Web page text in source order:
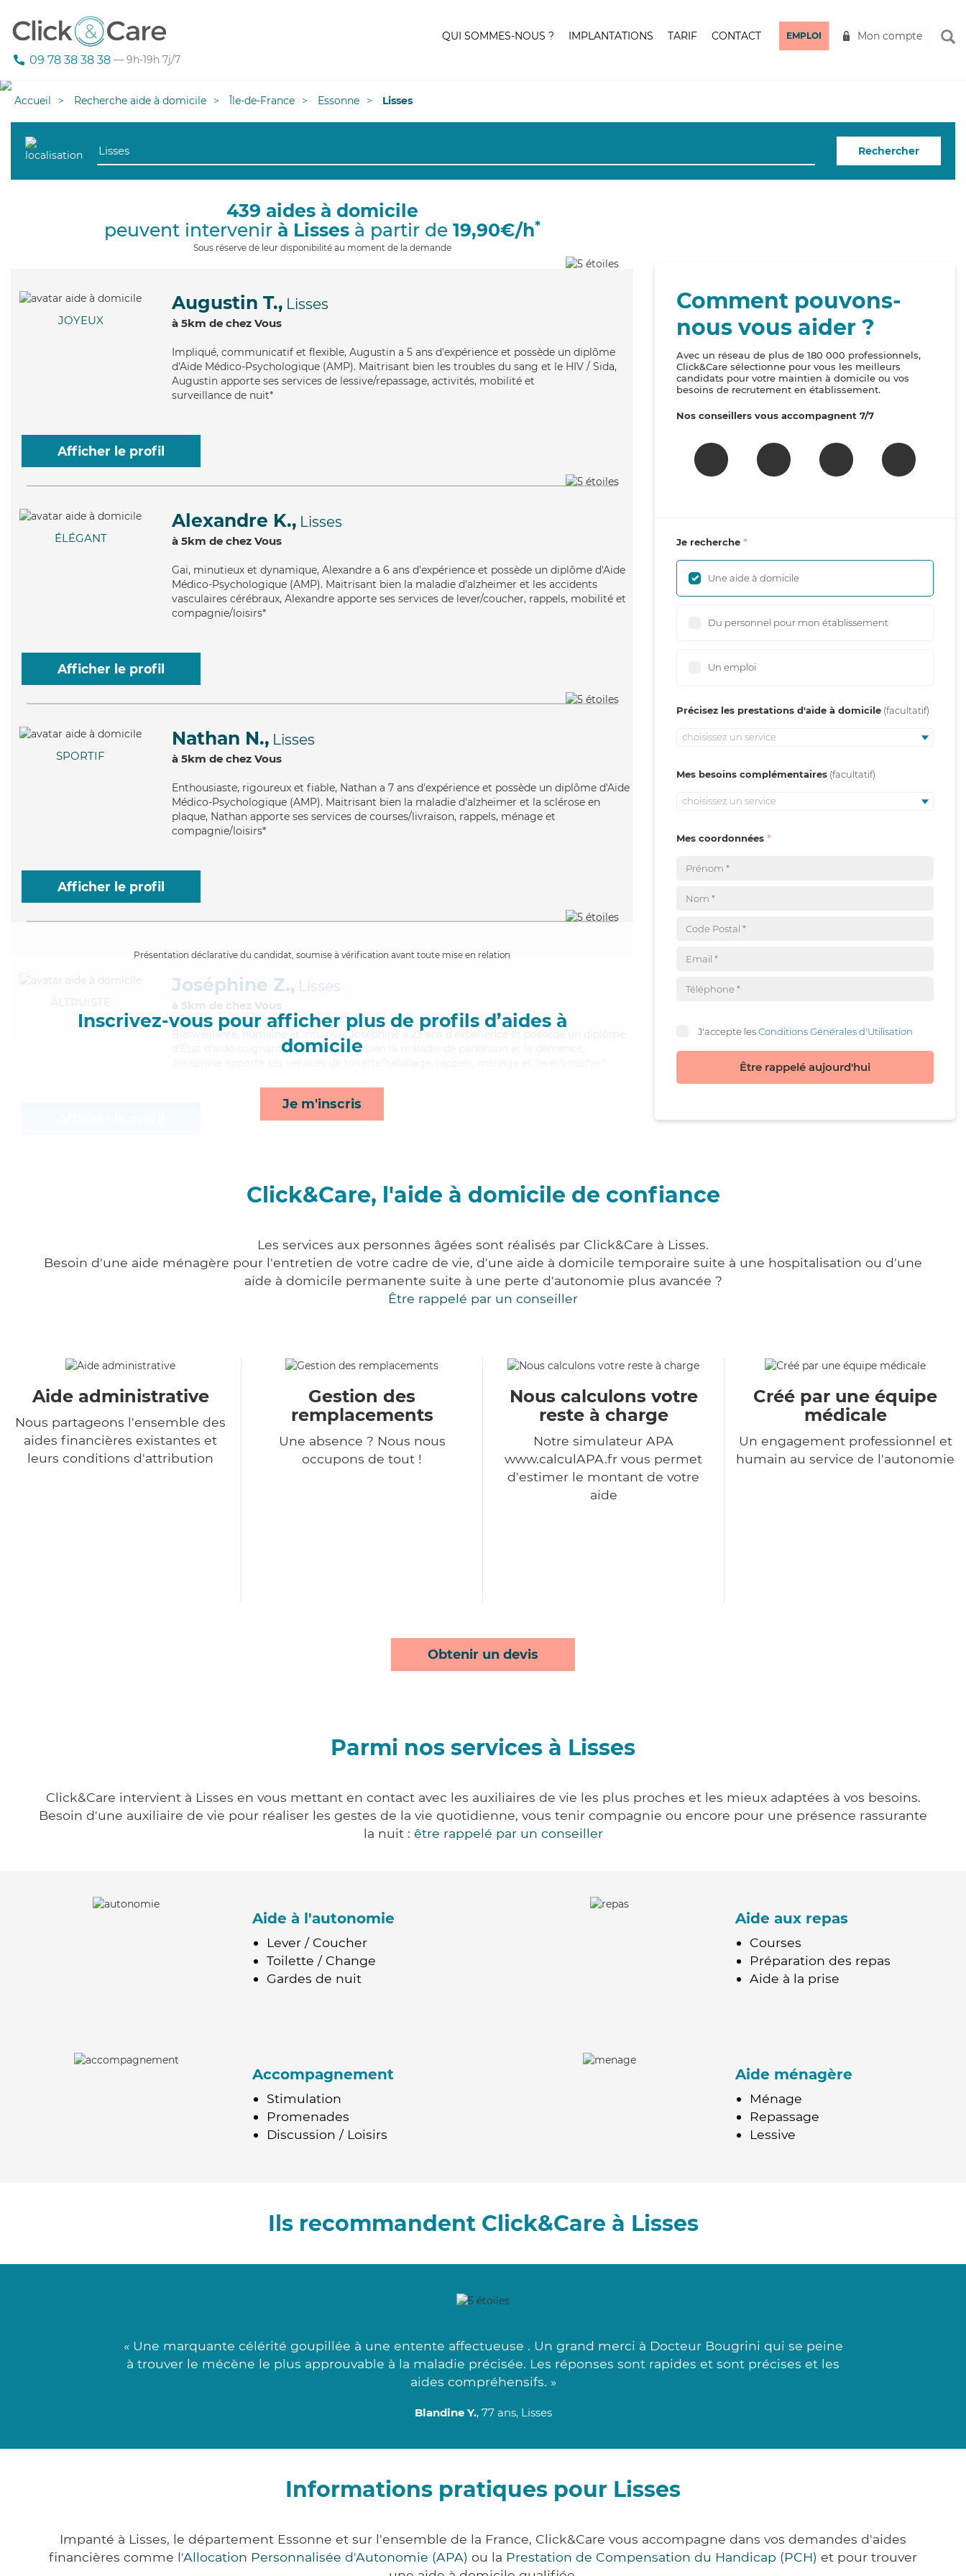
09 78 38 38 38 — 9h-19h 7j/7
QUI SOMMES-NOUS ? IMPLANTATIONS TARIF CONTACT EMPLOI Mon compte
Accueil Recherche aide à domicile Île-de-France Essonne Lisses
Rechercher
439 aides à domicile
peuvent intervenir à Lissesà partir de 19,90€/h*
Sous réserve de leur disponibilité au moment de la demande
JOYEUX
Augustin T., Lisses
à 5km de chez Vous
Impliqué, communicatif et flexible, Augustin a 5 ans d'expérience et possède un diplôme
d'Aide Médico-Psychologique (AMP). Maitrisant bien les troubles du sang et le HIV / Sida,
Augustin apporte ses services de lessive/repassage, activités, mobilité et
surveillance de nuit*
Afficher le profil
ÉLÉGANT
Alexandre K., Lisses
à 5km de chez Vous
Gai, minutieux et dynamique, Alexandre a 6 ans d'expérience et possède un diplôme d'Aide
Médico-Psychologique (AMP). Maitrisant bien la maladie d'alzheimer et les accidents
vasculaires cérébraux, Alexandre apporte ses services de lever/coucher, rappels, mobilité et
compagnie/loisirs*
Afficher le profil
SPORTIF
Nathan N., Lisses
à 5km de chez Vous
Enthousiaste, rigoureux et fiable, Nathan a 7 ans d'expérience et possède un diplôme d'Aide
Médico-Psychologique (AMP). Maitrisant bien la maladie d'alzheimer et la sclérose en
plaque, Nathan apporte ses services de courses/livraison, rappels, ménage et
compagnie/loisirs*
Afficher le profil
Présentation déclarative du candidat, soumise à vérification avant toute mise en relation
Inscrivez-vous pour afficher plus de profils d’aides à
domicile
Je m'inscris
ALTRUISTE
Joséphine Z., Lisses
à 5km de chez Vous
Bienveillante
, humaine et intuitive, Joséphine a 23 ans d'expérience et possède un diplôme
d'Etat d'aide-soignant (AS). Maitrisant bien la maladie de parkinson et la démence,
Comment pouvons-
nous vous aider ?
Avec un réseau de plus de 180 000 professionnels,
Click&Care sélectionne pour vous les meilleurs
candidats pour votre maintien à domicile ou vos
besoins de recrutement en établissement.
Nos conseillers vous accompagnent 7/7
Je recherche
Une aide à domicile
Du personnel pour mon établissement
Un emploi
Précisez les prestations d'aide à domicile
choisissez un service
Mes besoins complémentaires
choisissez un service
Mes coordonnées
J'accepte lesConditions Générales d'Utilisation
Être rappelé aujourd'hui
Click&Care, l'aide à domicile de confiance
Les services aux personnes âgées sont réalisés par Click&Care à Lisses.
Besoin d'une aide ménagère pour l'entretien de votre cadre de vie, d'une aide à domicile temporaire suite à une hospitalisation ou d'une
aide à domicile permanente suite à une perte d'autonomie plus avancée ?
Être rappelé par un conseiller
Aide administrative
Nous partageons l'ensemble des
aides financières existantes et
leurs conditions d'attribution
Gestion des
remplacements
Une absence ? Nous nous
occupons de tout !
Nous calculons votre
reste à charge
Notre simulateur APA
www.calculAPA.fr vous permet
d'estimer le montant de votre
aide
Créé par une équipe
médicale
Un engagement professionnel et
humain au service de l'autonomie
Obtenir un devis
Parmi nos services à Lisses
Click&Care intervient à Lisses en vous mettant en contact avec les auxiliaires de vie les plus proches et les mieux adaptées à vos besoins.
Besoin d'une auxiliaire de vie pour réaliser les gestes de la vie quotidienne, vous tenir compagnie ou encore pour une présence rassurante
la nuit : être rappelé par un conseiller
Aide à l'autonomie
Lever / Coucher
Toilette / Change
Gardes de nuit
Aide aux repas
Courses
Préparation des repas
Aide à la prise
Accompagnement
Stimulation
Promenades
Discussion / Loisirs
Aide ménagère
Ménage
Repassage
Lessive
Ils recommandent Click&Care à Lisses
« Une marquante célérité goupillée à une entente affectueuse . Un grand merci à Docteur Bougrini qui se peine
à trouver le mécène le plus approuvable à la maladie précisée. Les réponses sont rapides et sont précises et les
aides compréhensifs. »
Blandine Y., 77 ans, Lisses
Informations pratiques pour Lisses
Impanté à Lisses, le département Essonne et sur l'ensemble de la France, Click&Care vous accompagne dans vos demandes d'aides
financières comme l'Allocation Personnalisée d'Autonomie (APA) ou la Prestation de Compensation du Handicap (PCH) et pour trouver